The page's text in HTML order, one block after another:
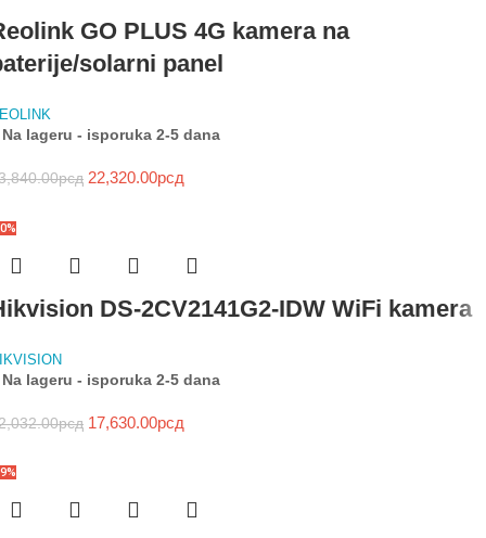
GO PLUS 4G kamera na
solarni panel
Na lageru - isporuka 2-5 dana
рсд 22,320.00рсд
DS-2CV2141G2-IDW WiFi kamera
Na lageru - isporuka 2-5 dana
рсд 17,630.00рсд